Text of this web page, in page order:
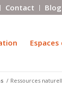
Contact
/ Ressources